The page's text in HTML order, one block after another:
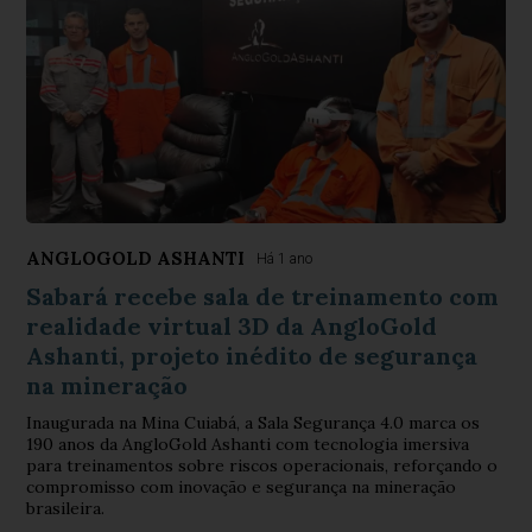
ANGLOGOLD ASHANTI Há 1 ano
Sabará recebe sala de treinamento com
realidade virtual 3D da AngloGold
Ashanti, projeto inédito de segurança
na mineração
Inaugurada na Mina Cuiabá, a Sala Segurança 4.0 marca os
190 anos da AngloGold Ashanti com tecnologia imersiva
para treinamentos sobre riscos operacionais, reforçando o
compromisso com inovação e segurança na mineração
brasileira.